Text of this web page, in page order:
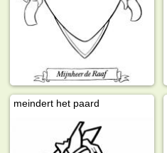
meindert het paard